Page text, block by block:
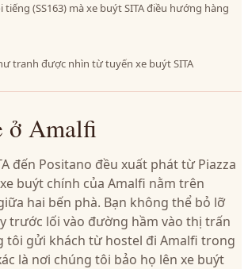
(SS163) mà xe buýt SITA điều hướng hàng
tranh được nhìn từ tuyến xe buýt SITA
ở Amalfi
đến Positano đều xuất phát từ Piazza
buýt chính của Amalfi nằm trên
hai bến phà. Bạn không thể bỏ lỡ
trước lối vào đường hầm vào thị trấn
tôi gửi khách từ hostel đi Amalfi trong
là nơi chúng tôi bảo họ lên xe buýt